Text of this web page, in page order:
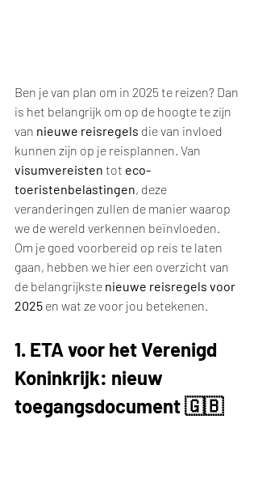
Ben je van plan om in 2025 te reizen? Dan
is het belangrijk om op de hoogte te zijn
van nieuwe reisregels die van invloed
kunnen zijn op je reisplannen. Van
visumvereisten tot eco-
toeristenbelastingen, deze
veranderingen zullen de manier waarop
we de wereld verkennen beïnvloeden.
Om je goed voorbereid op reis te laten
gaan, hebben we hier een overzicht van
de belangrijkste nieuwe reisregels voor
2025 en wat ze voor jou betekenen.
1. ETA voor het Verenigd
Koninkrijk: nieuw
toegangsdocument 🇬🇧